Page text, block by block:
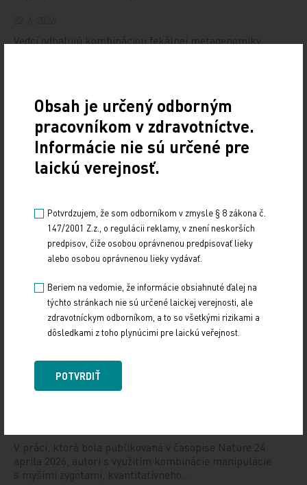
Vedci odhaľujú kombináciou fekálnej metagenomiky
Prečo Donald Trump podpísal nové nariadenie,
ktoré obmedzuje prístup amerických detí k
vakcinácii?
15. 6. 2026
rotavírusom, hepatitíde A a B a…
Porušenie syntézy sterolov v tehotenstve: možná
súvislosť s autizmom
1. 6. 2026
Cholesterol je životne dôležitá molekula, najmä počas
embryonálneho vývoja. Narušenie biosyntetickej dráhy
Prečo metódy asistovanej reprodukcie niekedy
V práci, ktorá bola publikovaná v časopise Nature 24.
apríla 2026, autori s využitím kombinácie manipulácie
s myšími zygotami, kvantitatívneho…
Obsah je určený odborným
pracovníkom v zdravotníctve.
Informácie nie sú určené pre
laickú verejnosť.
Potvrdzujem, že som odborníkom v zmysle § 8 zákona č.
147/2001 Z.z., o regulácii reklamy, v znení neskorších
predpisov, čiže osobou oprávnenou predpisovať lieky
alebo osobou oprávnenou lieky vydávať.
Beriem na vedomie, že informácie obsiahnuté ďalej na
týchto stránkach nie sú určené laickej verejnosti, ale
zdravotníckym odborníkom, a to so všetkými rizikami a
dôsledkami z toho plynúcimi pre laickú veřejnost.
POTVRDIŤ